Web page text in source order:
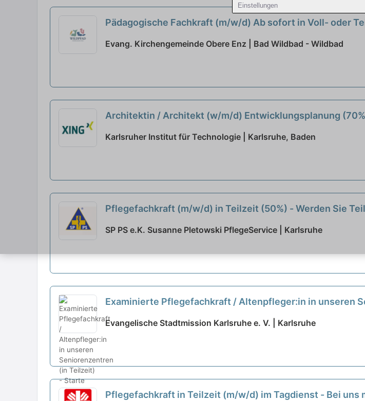
Einstellungen
Pädagogische Fachkraft (m/w/d) Ab sofort in Voll- oder
Evang. Kirchengemeinde Obere Enz | Bad Wildbad - Wildbad
Architektin / Architekt (w/m/d) Entwicklungsplanung
Karlsruher Institut für Technologie | Karlsruhe, Baden
Pflegefachkraft (m/w/d) in Teilzeit (50%) - Werden Sie
SP PS e.K. Susanne Pletowski PflegeService | Karlsruhe
Examinierte Pflegefachkraft / Altenpfleger:in in unseren
neu
Evangelische Stadtmission Karlsruhe e. V. | Karlsruhe
Pflegefachkraft in Teilzeit (m/w/d) im Tagdienst - Bei uns